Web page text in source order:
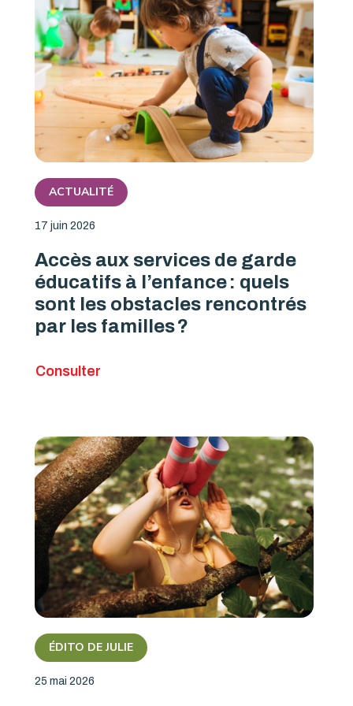
ACTUALITÉ
17 juin 2026
Accès aux services de garde
éducatifs à l’enfance : quels
sont les obstacles rencontrés
par les familles ?
Consulter
ÉDITO DE JULIE
25 mai 2026